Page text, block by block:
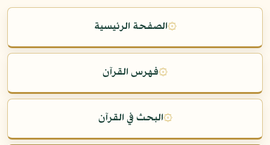
۞الصفحة الرئيسية
۞فهرس القرآن
۞البحث في القرآن